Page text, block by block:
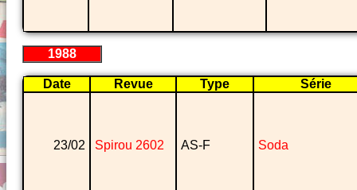
1988
Date Revue Type Série
23/02 Spirou 2602 AS-F Soda